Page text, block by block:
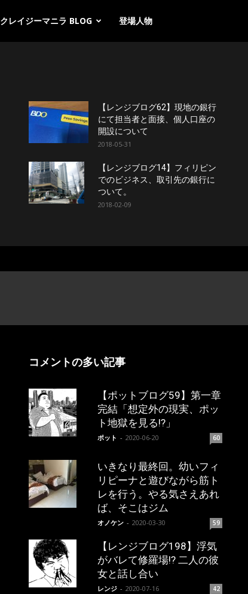
クレイジーマニラ BLOG 登場人物
【レンジブログ62】現地の銀行
にて担当者と面接、個人口座の
開設について
2018-05-31
【レンジブログ14】フィリピン
でのビジネス、取引先の銀行に
ついて。
2018-02-09
コメントの多い記事
【ポットブログ59】第一章
完結「想定外の現実、ポッ
ト地獄を見る!?」
ポット - 2020-06-20 60
いきなり最終回。幼いフィ
リピーナと遊びながら筋ト
レを行う。やる気さえあれ
ば、そこはジム
オノケン - 2020-03-30 59
【レンジブログ198】浮気
がバレて修羅場!? 二人の彼
女と話し合い
レンジ - 2020-07-16 42